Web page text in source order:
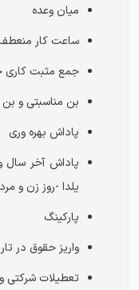
میان وعده
ساعت کار
جمع مثبت کاری
بن مناسبتی و
پاداش بهره وری
پاداش آخر سال
یلدا -روز زن و
پارکینگ
واریز حقوق در
تعطیلات شرکتی